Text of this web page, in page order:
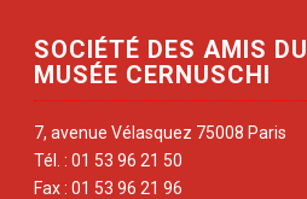
SOCIÉTÉ DES AMIS DU
MUSÉE CERNUSCHI
7, avenue Vélasquez 75008 Paris
Tél. : 01 53 96 21 50
Fax : 01 53 96 21 96